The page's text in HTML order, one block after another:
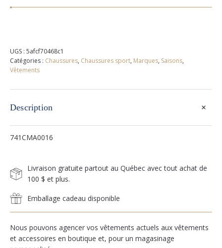
UGS : 5afcf70468c1
Catégories : Chaussures, Chaussures sport, Marques, Saisons,
Vêtements
Description +
741CMA0016
Livraison gratuite partout au Québec avec tout achat de
100 $ et plus.
Emballage cadeau disponible
Nous pouvons agencer vos vêtements actuels aux vêtements
et accessoires en boutique et, pour un magasinage